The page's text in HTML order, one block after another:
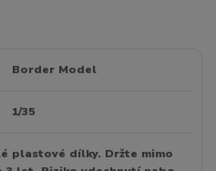
Border Model
1/35
plastové dílky. Držte mimo